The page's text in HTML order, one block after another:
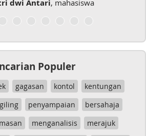
dwi Antari, mahasiswa
Populer
gagasan kontol
kentungan
penyampaian
bersahaja
menganalisis
merajuk